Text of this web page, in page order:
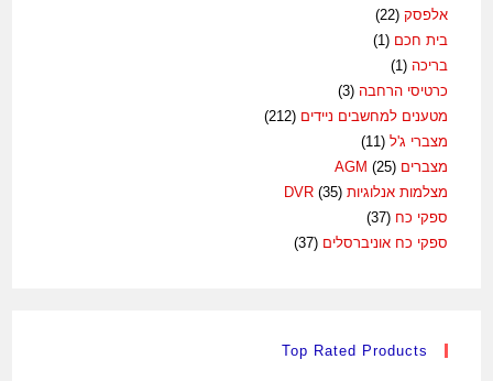
אלפסק (22)
בית חכם (1)
בריכה (1)
כרטיסי הרחבה (3)
מטענים למחשבים ניידים (212)
מצברי ג'ל (11)
מצברים AGM(25)
מצלמות אנלוגיות DVR(35)
ספקי כח (37)
ספקי כח אוניברסלים (37)
Top Rated Products